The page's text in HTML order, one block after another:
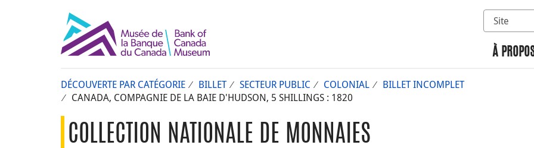
À
DÉCOUVERTE PAR CATÉGORIE BILLET SECTEUR PUBLIC COLONIAL
BILLET INCOMPLET
CANADA, COMPAGNIE DE LA BAIE D'HUDSON, 5 SHILLINGS : 1820
COLLECTION NATIONALE DE MONNAIES